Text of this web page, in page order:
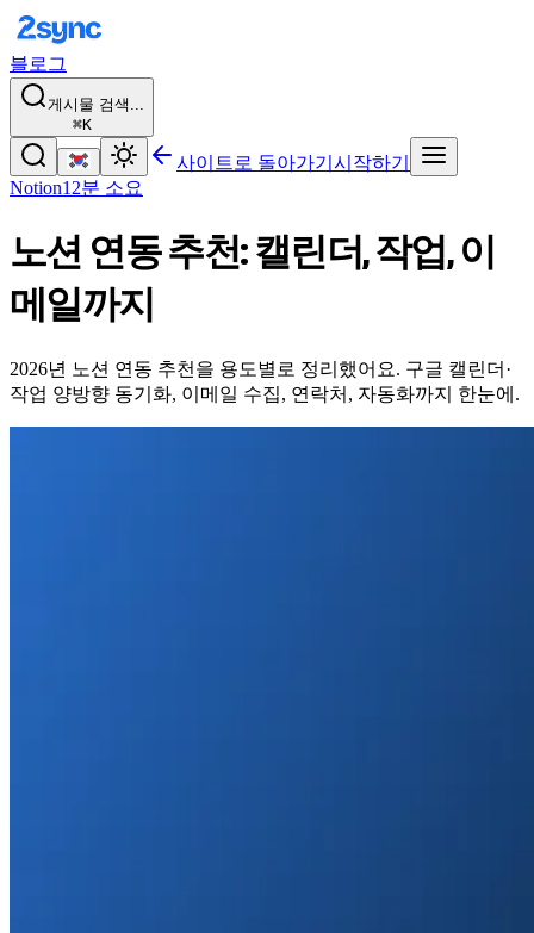
블로그
게시물 검색...
⌘K
사이트로 돌아가기 시작하기
Notion12분 소요
노션 연동 추천: 캘린더, 작업, 이
메일까지
2026년 노션 연동 추천을 용도별로 정리했어요. 구글 캘린더·
작업 양방향 동기화, 이메일 수집, 연락처, 자동화까지 한눈에.